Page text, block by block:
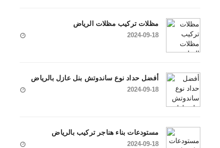
مظلات تركيب مظلات الرياض
2024-09-18
أفضل حداد نوع ساندوتش بنل عازل بالرياض
2024-09-18
مستودعات بناء هناجر تركيب بالرياض
2024-09-18